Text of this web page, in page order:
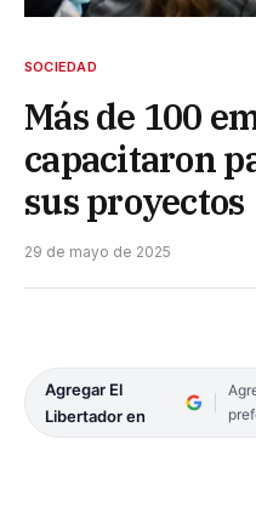
SOCIEDAD
Más de 100
capacitaron
sus proyectos
29 de mayo de 2025
Agregar El
Libertador en